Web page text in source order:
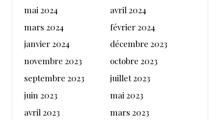
mai 2024
avril 2024
mars 2024
février 2024
janvier 2024
décembre 2023
novembre 2023
octobre 2023
septembre 2023
juillet 2023
juin 2023
mai 2023
avril 2023
mars 2023